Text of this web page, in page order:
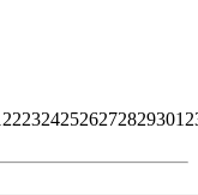
2223242526272829301 2